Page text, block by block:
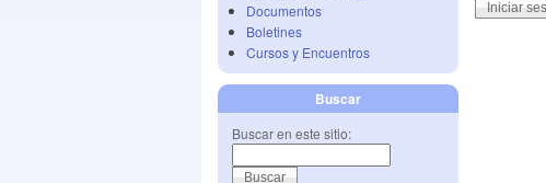
Documentos
Boletines
Cursos y Encuentros
Buscar
Buscar en este sitio: